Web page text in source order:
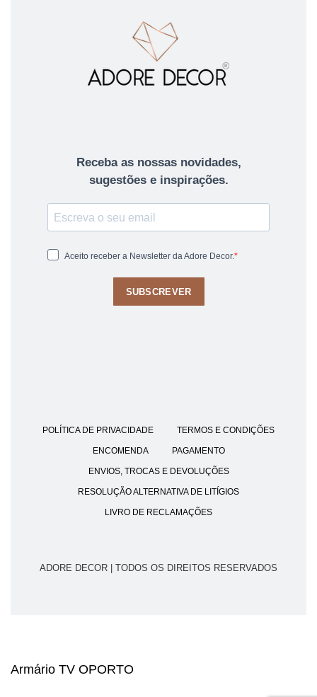
Receba as nossas novidades,
sugestões e inspirações.
Aceito receber a Newsletter da Adore Decor.
SUBSCREVER
POLÍTICA DE PRIVACIDADE TERMOS E CONDIÇÕES
ENCOMENDA PAGAMENTO
ENVIOS, TROCAS E DEVOLUÇÕES
RESOLUÇÃO ALTERNATIVA DE LITÍGIOS
LIVRO DE RECLAMAÇÕES
ADORE DECOR | TODOS OS DIREITOS RESERVADOS
Armário TV OPORTO